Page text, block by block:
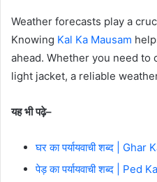
Weather forecasts play a
Knowing Kal Ka Mausam
ahead. Whether you need to
light jacket, a reliable
यह भी पढ़े–
घर का पर्यायवाची शब्द |
पेड़ का पर्यायवाची शब्द |